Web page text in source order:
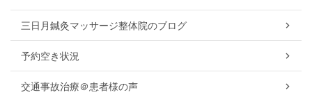
三日月鍼灸マッサージ整体院のブログ
予約空き状況
交通事故治療＠患者様の声